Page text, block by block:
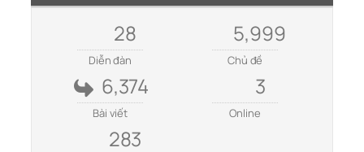
28
Diễn đàn
5,999
Chủ đề
6,374
Bài viết
3
Online
283